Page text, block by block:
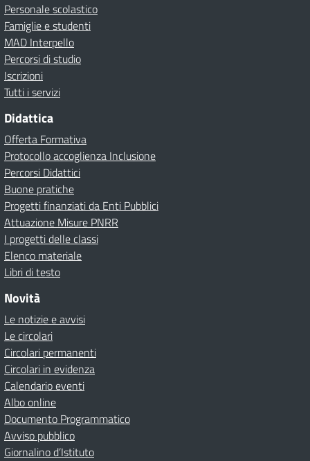
Personale scolastico
Famiglie e studenti
MAD Interpello
Percorsi di studio
Iscrizioni
Tutti i servizi
Didattica
Offerta Formativa
Protocollo accoglienza Inclusione
Percorsi Didattici
Buone pratiche
Progetti finanziati da Enti Pubblici
Attuazione Misure PNRR
I progetti delle classi
Elenco materiale
Libri di testo
Novità
Le notizie e avvisi
Le circolari
Circolari permanenti
Circolari in evidenza
Calendario eventi
Albo online
Documento Programmatico
Avviso pubblico
Giornalino d’Istituto